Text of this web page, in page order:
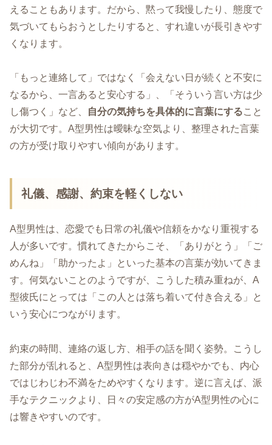
えることもあります。だから、黙って我慢したり、態度で
気づいてもらおうとしたりすると、すれ違いが長引きやす
くなります。
「もっと連絡して」ではなく「会えない日が続くと不安に
なるから、一言あると安心する」、「そういう言い方は少
し傷つく」など、
自分の気持ちを具体的に言葉にすること
が大切です。A型男性は曖昧な空気より、整理された言葉
の方が受け取りやすい傾向があります。
礼儀、感謝、約束を軽くしない
A型男性は、恋愛でも日常の礼儀や信頼をかなり重視する
人が多いです。慣れてきたからこそ、「ありがとう」「ご
めんね」「助かったよ」といった基本の言葉が効いてきま
す。何気ないことのようですが、こうした積み重ねが、A
型彼氏にとっては「この人とは落ち着いて付き合える」と
いう安心につながります。
約束の時間、連絡の返し方、相手の話を聞く姿勢。こうし
た部分が乱れると、A型男性は表向きは穏やかでも、内心
ではじわじわ不満をためやすくなります。逆に言えば、派
手なテクニックより、日々の安定感の方がA型男性の心に
は響きやすいのです。